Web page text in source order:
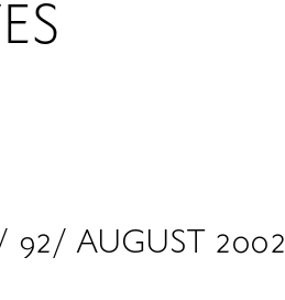
92/ AUGUST 2002